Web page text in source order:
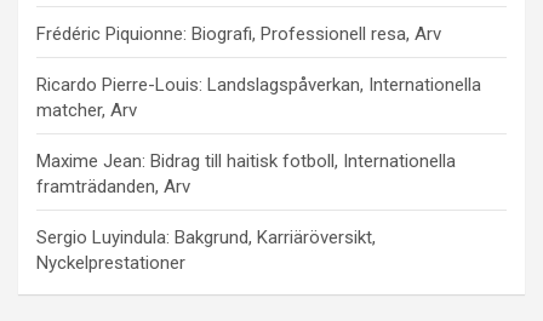
Frédéric Piquionne: Biografi, Professionell resa, Arv
Ricardo Pierre-Louis: Landslagspåverkan, Internationella
matcher, Arv
Maxime Jean: Bidrag till haitisk fotboll, Internationella
framträdanden, Arv
Sergio Luyindula: Bakgrund, Karriäröversikt,
Nyckelprestationer